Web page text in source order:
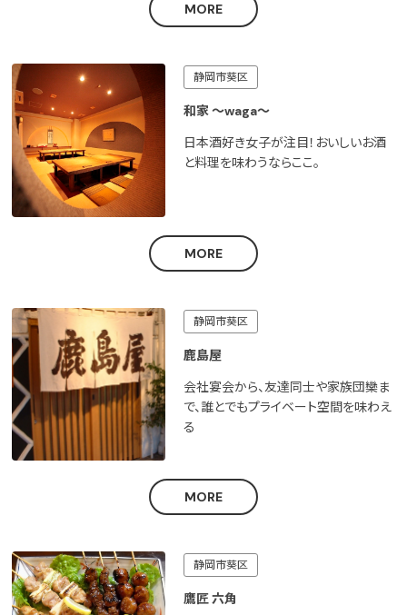
MORE
静岡市葵区
和家 ～waga～
日本酒好き女子が注目！おいしいお酒
と料理を味わうならここ。
MORE
静岡市葵区
鹿島屋
会社宴会から、友達同士や家族団欒ま
で、誰とでもプライベート空間を味わえ
る
MORE
静岡市葵区
鷹匠 六角